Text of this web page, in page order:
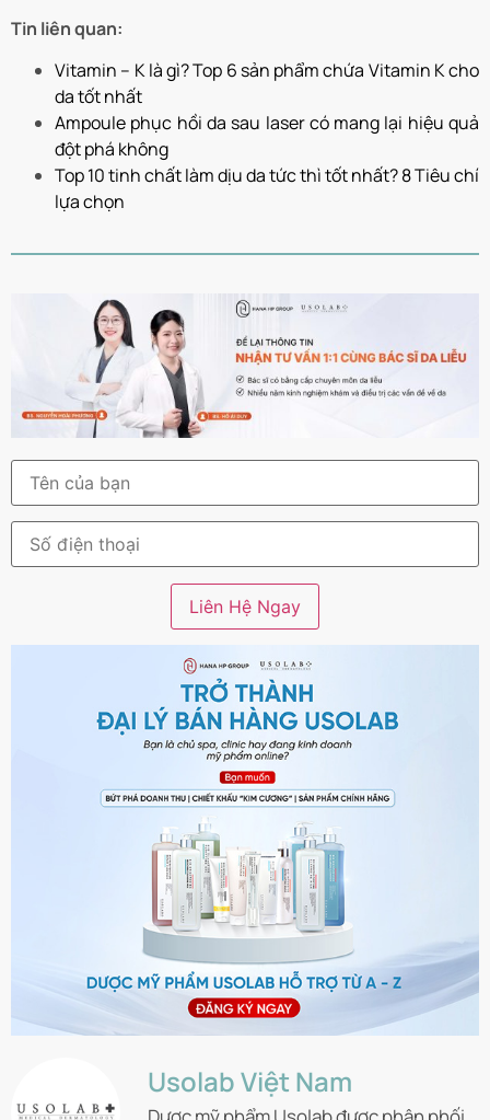
Tin liên quan:
Vitamin – K là gì? Top 6 sản phẩm chứa Vitamin K cho
da tốt nhất
Ampoule phục hồi da sau laser có mang lại hiệu quả
đột phá không
Top 10 tinh chất làm dịu da tức thì tốt nhất? 8 Tiêu chí
lựa chọn
Usolab Việt Nam